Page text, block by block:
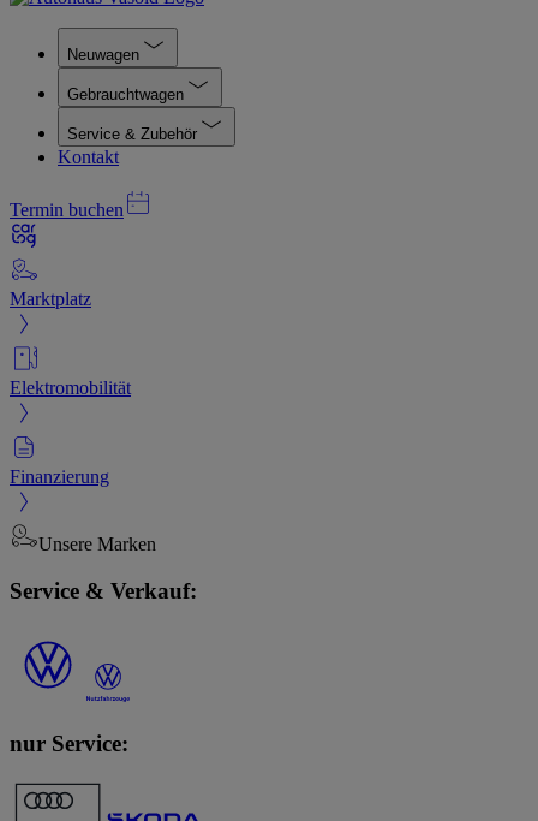
Neuwagen
Gebrauchtwagen
Service & Zubehör
Kontakt
Termin buchen
Marktplatz
Elektromobilität
Finanzierung
Unsere Marken
Service & Verkauf:
nur Service: